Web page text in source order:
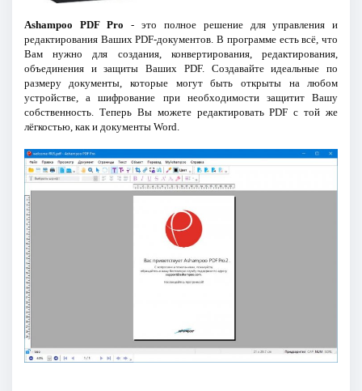
Ashampoo PDF Pro - это полное решение для управления и
редактирования Ваших PDF-документов. В программе есть всё, что
Вам нужно для создания, конвертирования, редактирования,
объединения и защиты Ваших PDF. Создавайте идеальные по
размеру документы, которые могут быть открыты на любом
устройстве, а шифрование при необходимости защитит Вашу
собственность. Теперь Вы можете редактировать PDF с той же
лёгкостью, как и документы Word.